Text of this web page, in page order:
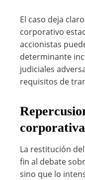
El caso deja
corporativo
accionistas
determinante
judiciales
requisitos de
corporativa
La restitución
fin al debate
sino que lo